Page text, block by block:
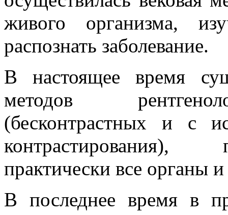
живого организма,
распознать заболевание.
В настоящее время
методов
(бесконтрастных и с
контрастирования),
практически все органы
В последнее время в